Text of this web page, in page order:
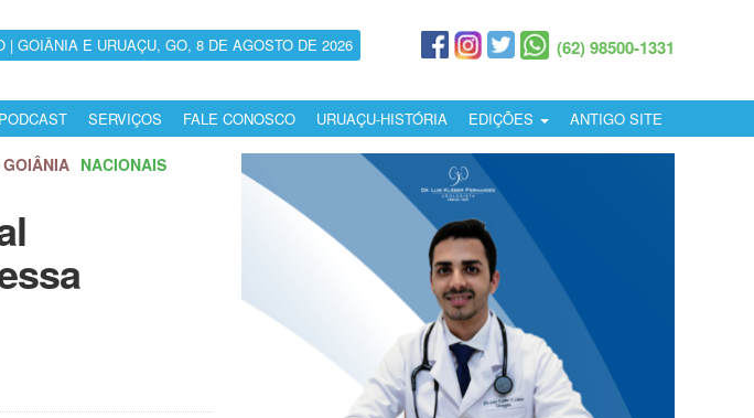
| GOIÂNIA E URUAÇU, GO, 8 DE AGOSTO DE 2026 (62) 98500-1331
PODCAST SERVIÇOS FALE CONOSCO URUAÇU-HISTÓRIA EDIÇÕES ANTIGO SITE
NACIONAIS